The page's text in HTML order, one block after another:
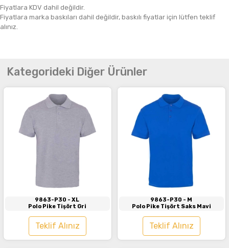
Fiyatlara KDV dahil değildir.
Fiyatlara marka baskıları dahil değildir, baskılı fiyatlar için lütfen teklif
alınız.
Kategorideki Diğer Ürünler
9863-P30 - XL
Polo Pike Tişört Gri
Teklif Alınız
9863-P30 - M
Polo Pike Tişört Saks Mavi
Teklif Alınız